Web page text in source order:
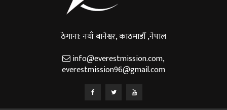
ठेगाना: नयाँ बानेश्वर, काठमाडौँ ,नेपाल
info@everestmission.com,
everestmission96@gmail.com